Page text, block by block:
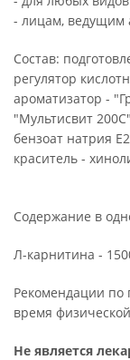
- лицам, ведущим
Состав:
регулятор
ароматизатор -
"Мультисвит
бензоат натрия
краситель -
Содержание в
Л-карнитина -
Рекомендации по
время
Не является